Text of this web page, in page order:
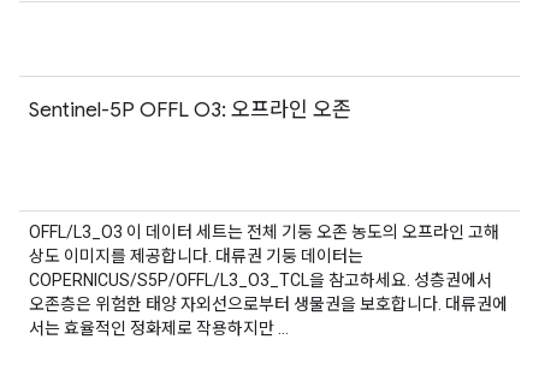
Sentinel-5P OFFL O3: 오프라인 오존
OFFL/L3_O3 이 데이터 세트는 전체 기둥 오존 농도의 오프라인 고해
상도 이미지를 제공합니다. 대류권 기둥 데이터는
COPERNICUS/S5P/OFFL/L3_O3_TCL을 참고하세요. 성층권에서
오존층은 위험한 태양 자외선으로부터 생물권을 보호합니다. 대류권에
서는 효율적인 정화제로 작용하지만 …